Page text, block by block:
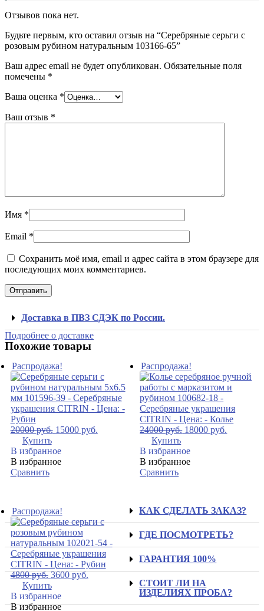
Отзывов пока нет.
Будьте первым, кто оставил отзыв на “Серебряные серьги с
розовым рубином натуральным 103166-65”
Ваш адрес email не будет опубликован. Обязательные поля
помечены *
Ваша оценка *
Ваш отзыв *
Имя *
Email *
Сохранить моё имя, email и адрес сайта в этом браузере для
последующих моих комментариев.
Доставка в ПВЗ СДЭК по России.
Подробнее о доставке
Похожие товары
Распродажа!
20000руб. 15000 руб.
Купить
В избранное
В избранное
Сравнить
Распродажа!
24000руб. 18000руб.
Купить
В избранное
В избранное
Сравнить
Распродажа!
4800руб. 3600руб.
Купить
В избранное
В избранное
КАК СДЕЛАТЬ ЗАКАЗ?
ГДЕ ПОСМОТРЕТЬ?
ГАРАНТИЯ 100%
СТОИТ ЛИ НА
ИЗДЕЛИЯХ ПРОБА?